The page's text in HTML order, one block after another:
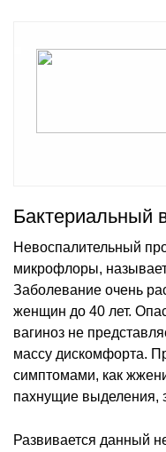
Бактериальный
Невоспалительный
микрофлоры,
Заболевание очень
женщин до 40 лет.
вагиноз не
массу дискомфорта.
симптомами, как
пахнущие выделения,
Развивается данный